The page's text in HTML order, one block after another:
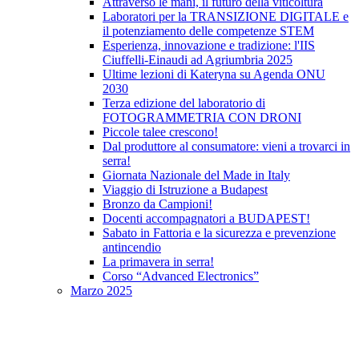
Laboratori per la TRANSIZIONE DIGITALE e
il potenziamento delle competenze STEM
Esperienza, innovazione e tradizione: l'IIS
Ciuffelli-Einaudi ad Agriumbria 2025
Ultime lezioni di Kateryna su Agenda ONU
2030
Terza edizione del laboratorio di
FOTOGRAMMETRIA CON DRONI
Piccole talee crescono!
Dal produttore al consumatore: vieni a trovarci in
serra!
Giornata Nazionale del Made in Italy
Viaggio di Istruzione a Budapest
Bronzo da Campioni!
Docenti accompagnatori a BUDAPEST!
Sabato in Fattoria e la sicurezza e prevenzione
antincendio
La primavera in serra!
Corso “Advanced Electronics”
Marzo 2025